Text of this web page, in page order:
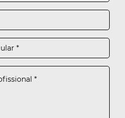
que deseja
favoritos?